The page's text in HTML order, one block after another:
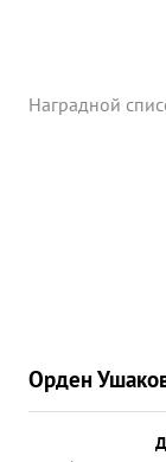
Наградной
Орден